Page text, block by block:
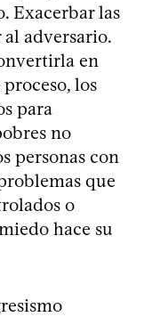
Exacerbar las
adversario.
en
los
para
no
personas con
que
o
hace su